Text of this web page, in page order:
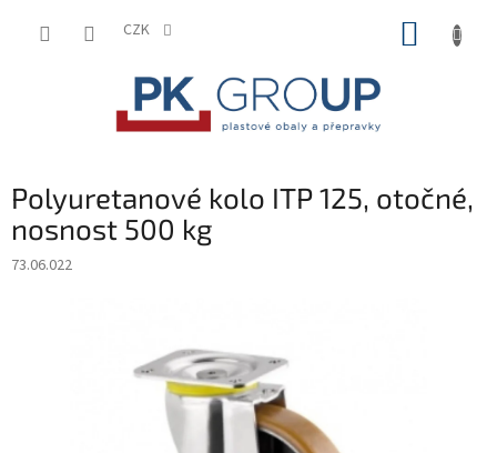
CZK
Polyuretanové kolo ITP 125, otočné,
nosnost 500 kg
73.06.022